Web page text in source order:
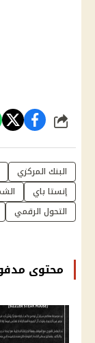
شارك
البنك المركزي
إنستا باي
التحول الرقمي
محتوى